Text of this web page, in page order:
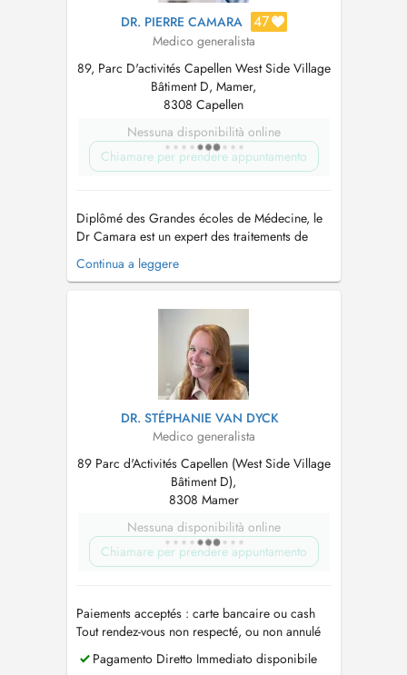
DR. PIERRE CAMARA 47
Medico generalista
89, Parc D'activités Capellen West Side Village
Bâtiment D, Mamer,
8308 Capellen
Nessuna disponibilità online
Chiamare per prendere appuntamento
Diplômé des Grandes écoles de Médecine, le
Dr Camara est un expert des traitements de
réjuvénation, anti-âge et de micro-nutrition. Des
techniques non-invasives qui vous procurent
spectaculaires. Le Dr Camara propose des
protocoles de soins sur mesure...
Continua a leggere
DR. STÉPHANIE VAN DYCK
Medico generalista
89 Parc d'Activités Capellen (West Side Village
Bâtiment D),
8308 Mamer
Nessuna disponibilità online
Chiamare per prendere appuntamento
Paiements acceptés : carte bancaire ou cash
Tout rendez-vous non respecté, ou non annulé
au moins 24h avant, sera facturé
Pagamento Diretto Immediato disponibile